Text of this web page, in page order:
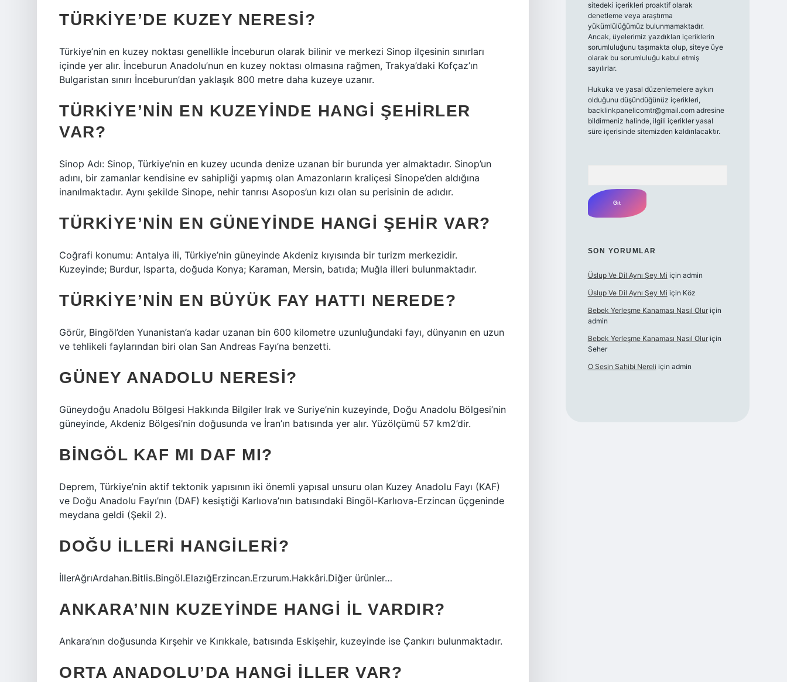
TÜRKIYE’DE KUZEY NERESI?
Türkiye’nin en kuzey noktası genellikle İnceburun olarak bilinir ve merkezi Sinop ilçesinin sınırları
içinde yer alır. İnceburun Anadolu’nun en kuzey noktası olmasına rağmen, Trakya’daki Kofçaz’ın
Bulgaristan sınırı İnceburun’dan yaklaşık 800 metre daha kuzeye uzanır.
TÜRKIYE’NIN EN KUZEYINDE HANGI ŞEHIRLER
VAR?
Sinop Adı: Sinop, Türkiye’nin en kuzey ucunda denize uzanan bir burunda yer almaktadır. Sinop’un
adını, bir zamanlar kendisine ev sahipliği yapmış olan Amazonların kraliçesi Sinope’den aldığına
inanılmaktadır. Aynı şekilde Sinope, nehir tanrısı Asopos’un kızı olan su perisinin de adıdır.
TÜRKIYE’NIN EN GÜNEYINDE HANGI ŞEHIR VAR?
Coğrafi konumu: Antalya ili, Türkiye’nin güneyinde Akdeniz kıyısında bir turizm merkezidir.
Kuzeyinde; Burdur, Isparta, doğuda Konya; Karaman, Mersin, batıda; Muğla illeri bulunmaktadır.
TÜRKIYE’NIN EN BÜYÜK FAY HATTI NEREDE?
Görür, Bingöl’den Yunanistan’a kadar uzanan bin 600 kilometre uzunluğundaki fayı, dünyanın en uzun
ve tehlikeli faylarından biri olan San Andreas Fayı’na benzetti.
GÜNEY ANADOLU NERESI?
Güneydoğu Anadolu Bölgesi Hakkında Bilgiler Irak ve Suriye’nin kuzeyinde, Doğu Anadolu Bölgesi’nin
güneyinde, Akdeniz Bölgesi’nin doğusunda ve İran’ın batısında yer alır. Yüzölçümü 57 km2’dir.
BINGÖL KAF MI DAF MI?
Deprem, Türkiye’nin aktif tektonik yapısının iki önemli yapısal unsuru olan Kuzey Anadolu Fayı (KAF)
ve Doğu Anadolu Fayı’nın (DAF) kesiştiği Karlıova’nın batısındaki Bingöl-Karlıova-Erzincan üçgeninde
meydana geldi (Şekil 2).
DOĞU ILLERI HANGILERI?
İllerAğrıArdahan.Bitlis.Bingöl.ElazığErzincan.Erzurum.Hakkâri.Diğer ürünler…
ANKARA’NIN KUZEYINDE HANGI IL VARDIR?
Ankara’nın doğusunda Kırşehir ve Kırıkkale, batısında Eskişehir, kuzeyinde ise Çankırı bulunmaktadır.
ORTA ANADOLU’DA HANGI ILLER VAR?
sitedeki içerikleri proaktif olarak
denetleme veya araştırma
yükümlülüğümüz bulunmamaktadır.
Ancak, üyelerimiz yazdıkları içeriklerin
sorumluluğunu taşımakta olup, siteye üye
olarak bu sorumluluğu kabul etmiş
sayılırlar.
Hukuka ve yasal düzenlemelere aykırı
olduğunu düşündüğünüz içerikleri,
backlinkpanelicomtr@gmail.comadresine
bildirmeniz halinde, ilgili içerikler yasal
süre içerisinde sitemizden kaldırılacaktır.
SON YORUMLAR
Üslup Ve Dil Aynı Şey Mi için admin
Üslup Ve Dil Aynı Şey Mi için Köz
Bebek Yerleşme Kanaması Nasıl Oluriçin
admin
Bebek Yerleşme Kanaması Nasıl Oluriçin
Seher
O Sesin Sahibi Nereli için admin